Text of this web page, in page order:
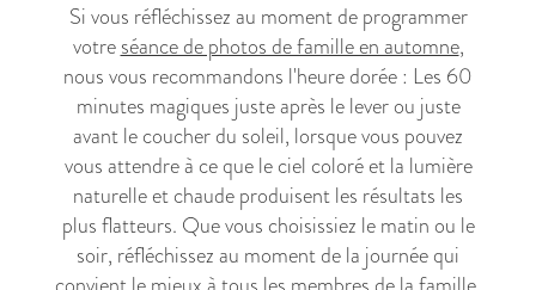
Si vous réfléchissez au moment de programmer
votreséance de photos de famille en automne,
nous vous recommandons l'heure dorée : Les 60
minutes magiques juste après le lever ou juste
avant le coucher du soleil, lorsque vous pouvez
vous attendre à ce que le ciel coloré et la lumière
naturelle et chaude produisent les résultats les
plus flatteurs. Que vous choisissiez le matin ou le
soir, réfléchissez au moment de la journée qui